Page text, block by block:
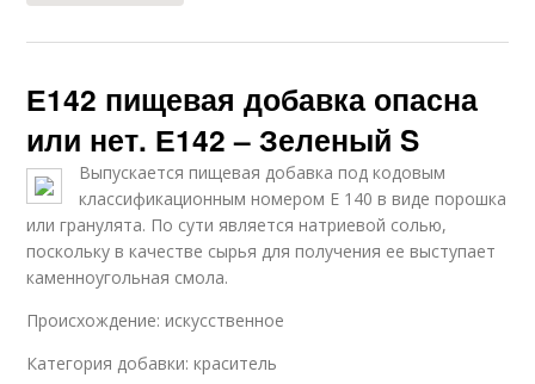
Е142 пищевая добавка опасна
или нет. Е142 – Зеленый S
Выпускается пищевая добавка под кодовым
классификационным номером Е 140 в виде порошка
или гранулята. По сути является натриевой солью,
поскольку в качестве сырья для получения ее выступает
каменноугольная смола.
Происхождение: искусственное
Категория добавки: краситель